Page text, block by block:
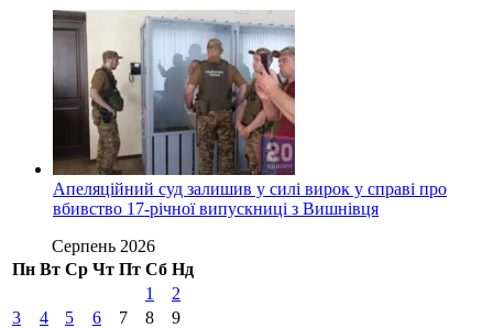
Апеляційний суд залишив у силі вирок у справі про
вбивство 17-річної випускниці з Вишнівця
Серпень 2026
Пн Вт Ср Чт Пт Сб Нд
1
2
3
4 5 6 7 8
9